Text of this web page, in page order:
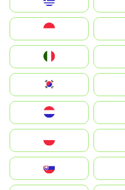
South Korea